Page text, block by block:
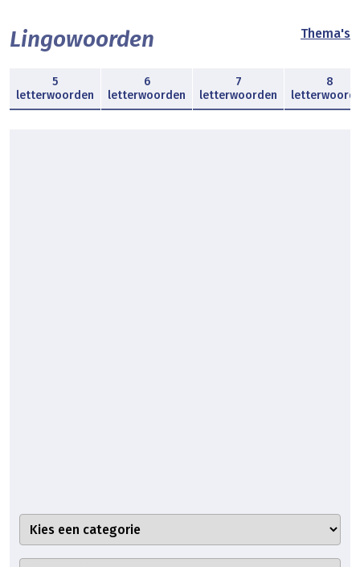
Lingowoorden Thema's
5
letterwoorden
6
letterwoorden
7
letterwoorden
8